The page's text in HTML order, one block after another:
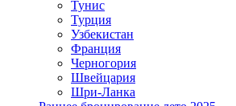
Тунис
Турция
Узбекистан
Франция
Черногория
Швейцария
Шри-Ланка